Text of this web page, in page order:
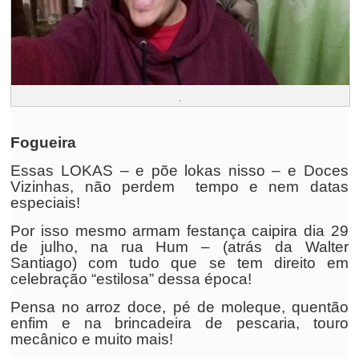
Fogueira
Essas LOKAS – e põe lokas nisso – e Doces
Vizinhas, não perdem tempo e nem datas
especiais!
Por isso mesmo armam festança caipira dia 29
de julho, na rua Hum – (atrás da Walter
Santiago) com tudo que se tem direito em
celebração “estilosa” dessa época!
Pensa no arroz doce, pé de moleque, quentão
enfim e na brincadeira de pescaria, touro
mecânico e muito mais!